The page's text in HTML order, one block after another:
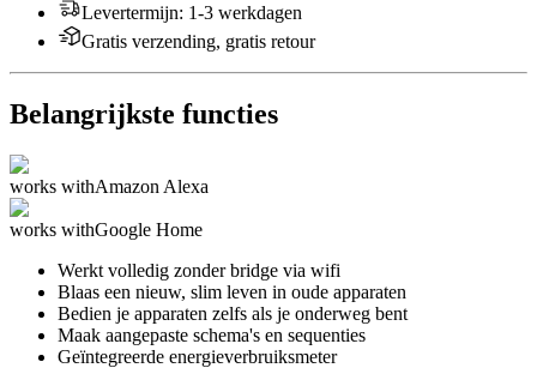
Levertermijn: 1-3 werkdagen
Gratis verzending, gratis retour
Belangrijkste functies
works withAmazon Alexa
works withGoogle Home
Werkt volledig zonder bridge via wifi
Blaas een nieuw, slim leven in oude apparaten
Bedien je apparaten zelfs als je onderweg bent
Maak aangepaste schema's en sequenties
Geïntegreerde energieverbruiksmeter